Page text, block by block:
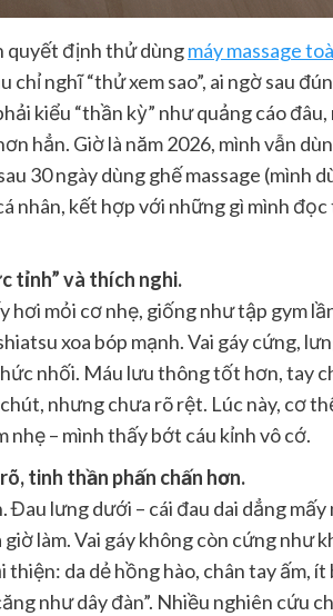
quyết định thử dùngmáy massage
chỉ nghĩ “thử xem sao”, ai ngờ sau
kiểu “thần kỳ” như quảng cáo
hẳn. Giờ là năm 2026, mình vẫn
30 ngày dùng ghế massage (mình
nhân, kết hợp với những gì mình
tỉnh” và thích nghi.
hơi mỏi cơ nhẹ, giống như tập gym
xoa bóp mạnh. Vai gáy cứng,
nhối. Máu lưu thông tốt hơn, tay
nhưng chưa rõ rệt. Lúc này, cơ
– mình thấy bớt cáu kỉnh vô cớ.
tinh thần phấn chấn hơn.
Đau lưng dưới – cái đau dai dẳng
làm. Vai gáy không còn cứng như
da dẻ hồng hào, chân tay ấm, ít
như dây đàn”. Nhiều nghiên cứu